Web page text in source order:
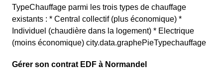
TypeChauffage parmi les trois types de chauffage
existants : * Central collectif (plus économique) *
Individuel (chaudière dans la logement) * Electrique
(moins économique) city.data.graphePieTypechauffage
Gérer son contrat EDF à Normandel